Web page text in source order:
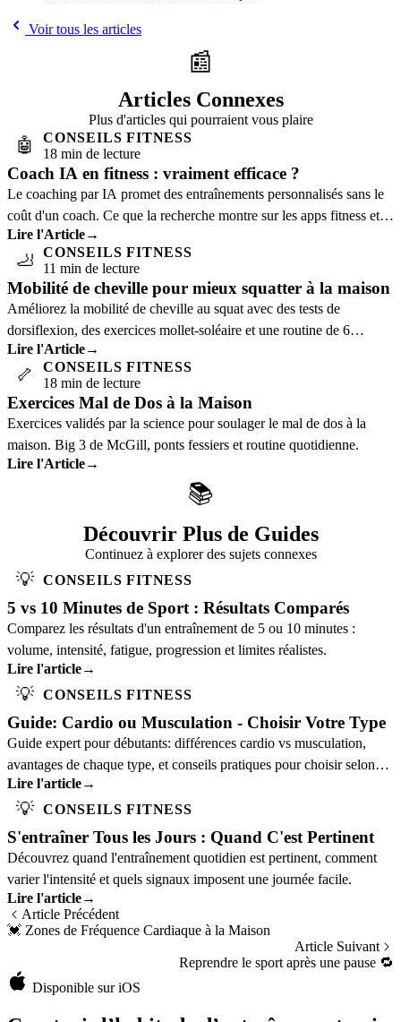
Voir tous les articles
📰
Articles Connexes
Plus d'articles qui pourraient vous plaire
🤖
CONSEILS FITNESS
18 min de lecture
Coach IA en fitness : vraiment efficace ?
Le coaching par IA promet des entraînements personnalisés sans le
coût d'un coach. Ce que la recherche montre sur les apps fitness et à
qui elles profitent.
Lire l'Article→
🦶
CONSEILS FITNESS
11 min de lecture
Mobilité de cheville pour mieux squatter à la maison
Améliorez la mobilité de cheville au squat avec des tests de
dorsiflexion, des exercices mollet-soléaire et une routine de 6
minutes.
Lire l'Article→
🦴
CONSEILS FITNESS
18 min de lecture
Exercices Mal de Dos à la Maison
Exercices validés par la science pour soulager le mal de dos à la
maison. Big 3 de McGill, ponts fessiers et routine quotidienne.
Lire l'Article→
📚
Découvrir Plus de Guides
Continuez à explorer des sujets connexes
💡 CONSEILS FITNESS
5 vs 10 Minutes de Sport : Résultats Comparés
Comparez les résultats d'un entraînement de 5 ou 10 minutes :
volume, intensité, fatigue, progression et limites réalistes.
Lire l'article→
💡 CONSEILS FITNESS
Guide: Cardio ou Musculation - Choisir Votre Type
Guide expert pour débutants: différences cardio vs musculation,
avantages de chaque type, et conseils pratiques pour choisir selon
vos objectifs.
Lire l'article→
💡 CONSEILS FITNESS
S'entraîner Tous les Jours : Quand C'est Pertinent
Découvrez quand l'entraînement quotidien est pertinent, comment
varier l'intensité et quels signaux imposent une journée facile.
Lire l'article→
Article Précédent
💓 Zones de Fréquence Cardiaque à la Maison
Article Suivant
Reprendre le sport après une pause 🔁
Disponible sur iOS